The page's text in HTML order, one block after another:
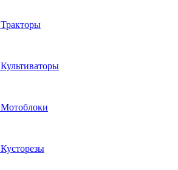
Тракторы
Культиваторы
Мотоблоки
Кусторезы